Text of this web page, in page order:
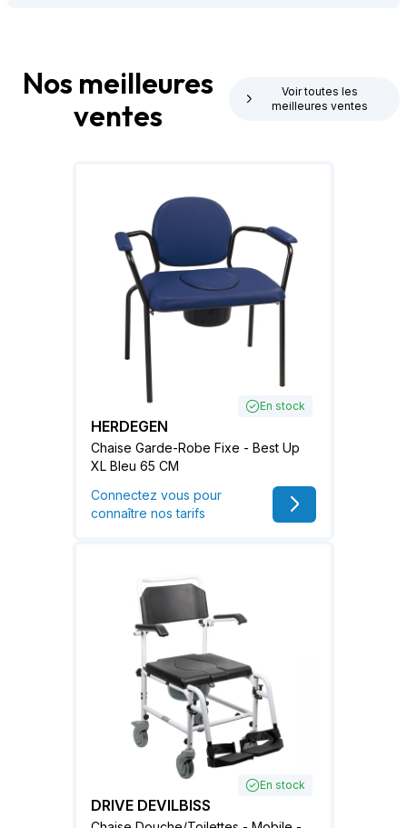
Nos meilleures
ventes
Voir toutes les
meilleures ventes
En stock
HERDEGEN
Chaise Garde-Robe Fixe - Best Up
XL Bleu 65 CM
Connectez vous pour
connaître nos tarifs
En stock
DRIVE DEVILBISS